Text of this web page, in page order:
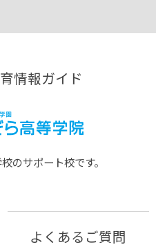
情報ガイド
のサポート校です。
よくあるご質問